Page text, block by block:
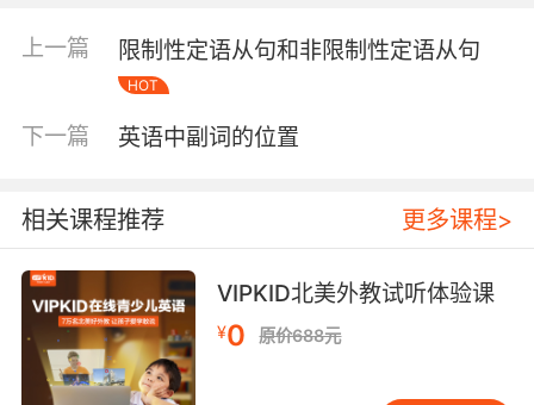
terribly糟糕地、simple ----simply 仅仅；只；
简单地、dull—dully 迟钝地，呆滞地、full—
fully 完全地，全部地等。
常见的形容词单词如下：
上一篇 限制性定语从句和非限制性定语从句
HOT
下一篇 英语中副词的位置
相关课程推荐 更多课程>
VIPKID北美外教试听体验课
¥0 原价688元